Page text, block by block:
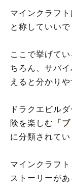
マインクラフ
と称していいで
ここで挙げて
ちろん、サバ
えると分かり
ドラクエビル
険を楽しむ
「
に分類されてい
マインクラフ
ストーリーがあ